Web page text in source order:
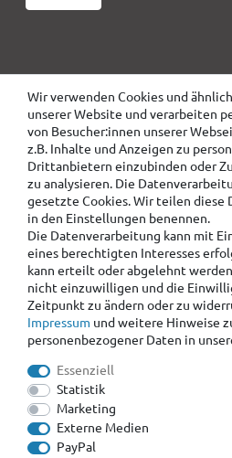
Wir verwenden Cookies und
unserer Website und verarbeiten
von Besucher:innen unserer
z.B. Inhalte und Anzeigen zu
Drittanbietern einzubinden oder
zu analysieren. Die
gesetzte Cookies. Wir teilen
in den Einstellungen benennen.
Die Datenverarbeitung kann mit
eines berechtigten Interesses
kann erteilt oder abgelehnt
nicht einzuwilligen und die
Zeitpunkt zu ändern oder zu
Impressum und weitere Hinweise
personenbezogener Daten in
Essenziell
Statistik
Marketing
Externe Medien
PayPal